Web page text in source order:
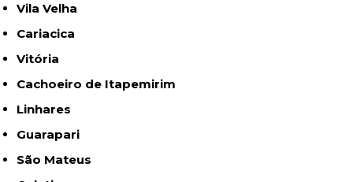
Vila Velha
Cariacica
Vitória
Cachoeiro de Itapemirim
Linhares
Guarapari
São Mateus